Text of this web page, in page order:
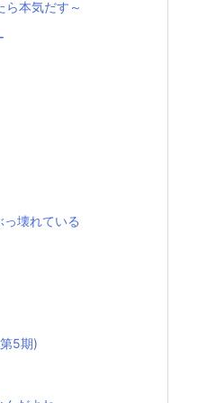
ら本気だす～
壊れている
5期)